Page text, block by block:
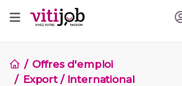
Offres d'emploi
Export / International